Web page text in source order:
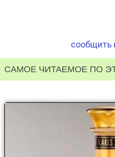
сообщить
САМОЕ ЧИТАЕМОЕ ПО